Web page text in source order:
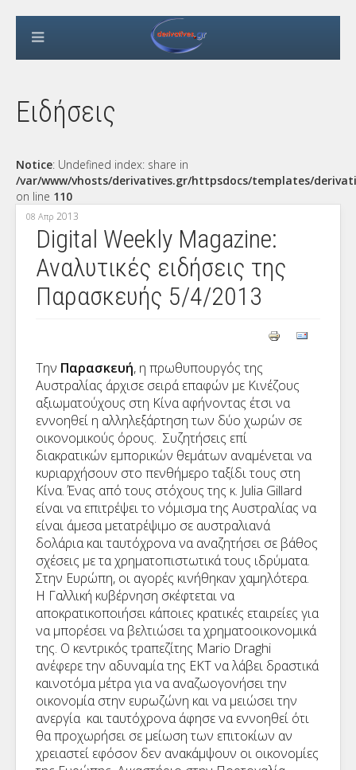
Ειδήσεις
Notice: Undefined index: share in
/var/www/vhosts/derivatives.gr/httpsdocs/templates/
on line 110
08 Απρ 2013
Digital Weekly Magazine:
Αναλυτικές ειδήσεις της
Παρασκευής 5/4/2013
Την Παρασκευή, η πρωθυπουργός της
Αυστραλίας άρχισε σειρά επαφών με Κινέζους
αξιωματούχους στη Κίνα αφήνοντας έτσι να
εννοηθεί η αλληλεξάρτηση των δύο χωρών σε
οικονομικούς όρους. Συζητήσεις επί
διακρατικών εμπορικών θεμάτων αναμένεται να
κυριαρχήσουν στο πενθήμερο ταξίδι τους στη
Κίνα. Ένας από τους στόχους της κ. Julia Gillard
είναι να επιτρέψει το νόμισμα της Αυστραλίας να
είναι άμεσα μετατρέψιμο σε αυστραλιανά
δολάρια και ταυτόχρονα να αναζητήσει σε βάθος
σχέσεις με τα χρηματοπιστωτικά τους ιδρύματα.
Στην Ευρώπη, οι αγορές κινήθηκαν χαμηλότερα.
Η Γαλλική κυβέρνηση σκέφτεται να
αποκρατικοποιήσει κάποιες κρατικές εταιρείες για
να μπορέσει να βελτιώσει τα χρηματοοικονομικά
της. Ο κεντρικός τραπεζίτης Mario Draghi
ανέφερε την αδυναμία της ΕΚΤ να λάβει δραστικά
καινοτόμα μέτρα για να αναζωογονήσει την
οικονομία στην ευρωζώνη και να μειώσει την
ανεργία και ταυτόχρονα άφησε να εννοηθεί ότι
θα προχωρήσει σε μείωση των επιτοκίων αν
χρειαστεί εφόσον δεν ανακάμψουν οι οικονομίες